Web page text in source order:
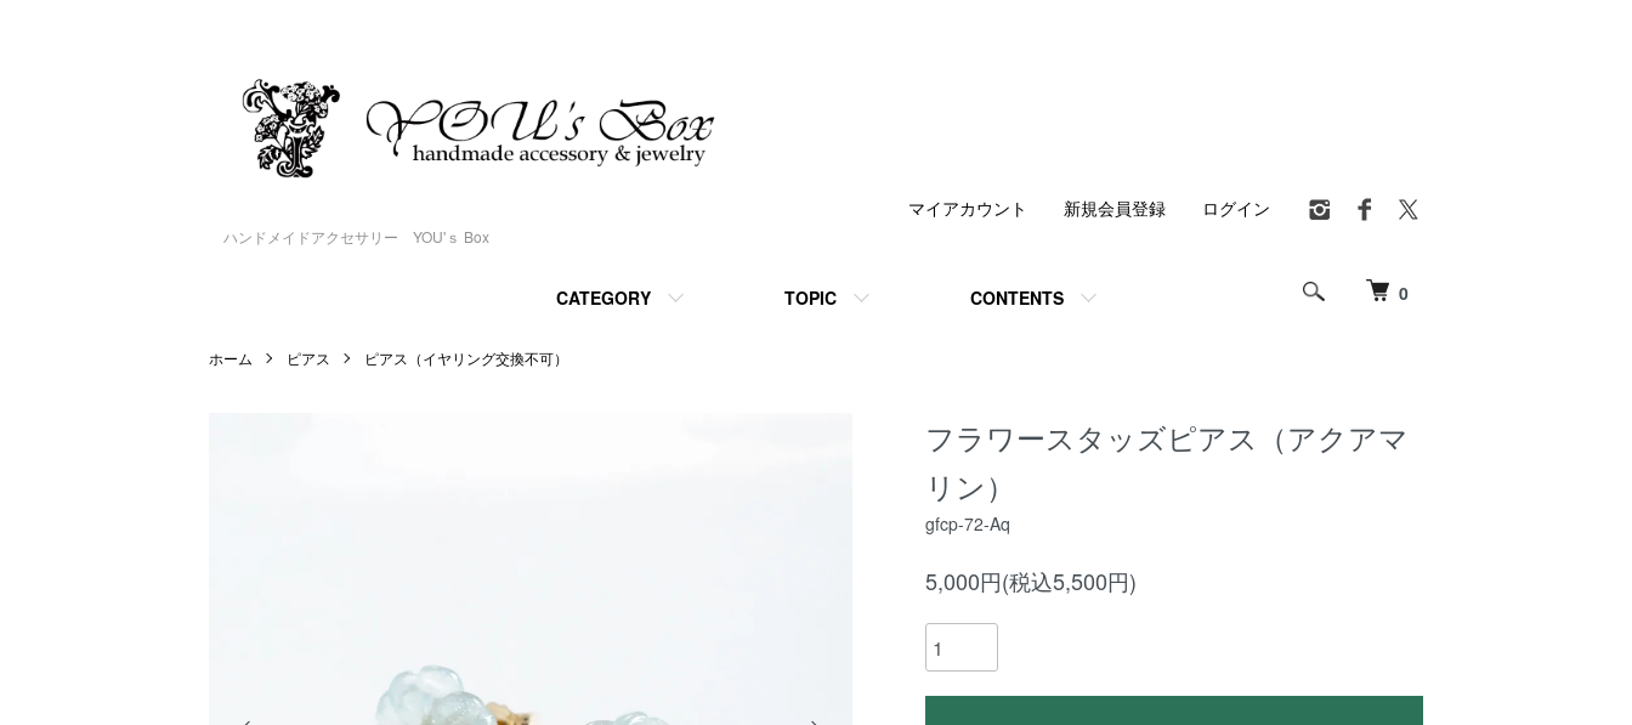
ハンドメイドアクセサリー YOU'ｓ Box
0
CATEGORY TOPIC CONTENTS
マイアカウント 新規会員登録 ログイン
ホーム ピアス ピアス（イヤリング交換不可）
フラワースタッズピアス（アクアマ
リン）
gfcp-72-Aq
5,000円(税込5,500円)